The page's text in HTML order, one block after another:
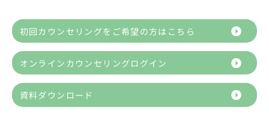
初回カウンセリングをご希望の方はこちら
オンラインカウンセリングログイン
資料ダウンロード